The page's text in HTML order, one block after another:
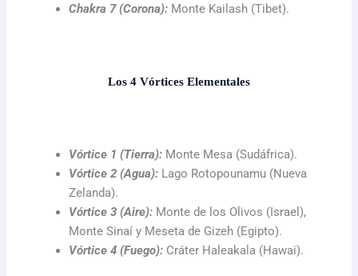
Chakra 7 (Corona): Monte Kailash (Tibet).
Los 4 Vórtices Elementales
Vórtice 1 (Tierra): Monte Mesa (Sudáfrica).
Vórtice 2 (Agua): Lago Rotopounamu (Nueva
Zelanda).
Vórtice 3 (Aire): Monte de los Olivos (Israel),
Monte Sinaí y Meseta de Gizeh (Egipto).
Vórtice 4 (Fuego): Cráter Haleakala (Hawai).